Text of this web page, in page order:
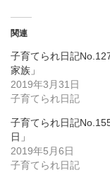
関連
子育てられ日記
家族」
2019年3月31日
子育てられ日記
子育てられ日記
日」
2019年5月6日
子育てられ日記